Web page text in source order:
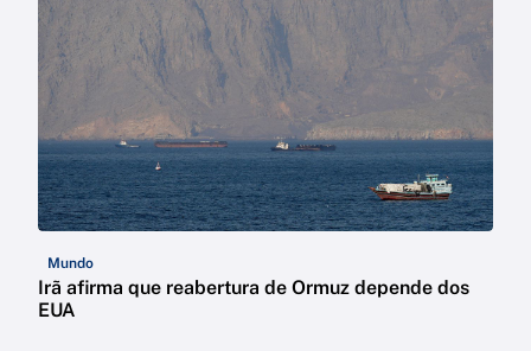
Mundo
Irã afirma que reabertura de Ormuz depende dos
EUA